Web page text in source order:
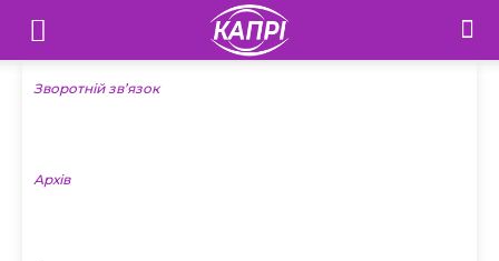
Телебачення
«Капрі»
Новини
Зворотній зв’язок
Архів